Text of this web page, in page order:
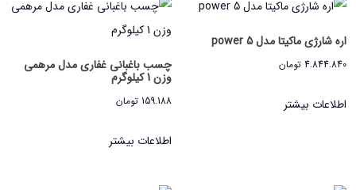
اره شارژی ماکیتا مدل power 5
4.844.840 تومان
اطلاعات بیشتر
چسب باغبانی غفاری مدل مرهمی
وزن 1 کیلوگرم
159.188 تومان
اطلاعات بیشتر